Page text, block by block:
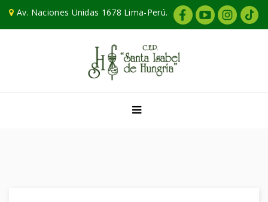
Av. Naciones Unidas 1678 Lima-Perú.